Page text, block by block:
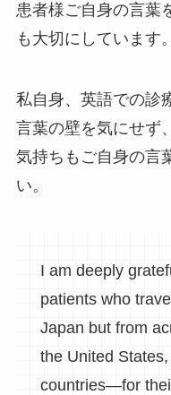
患者様ご自身の言葉
も大切にしています。
私自身、英語での診
言葉の壁を気にせず
気持ちもご自身の言
い。
I am deeply
patients who
Japan but from
the United
countries—for